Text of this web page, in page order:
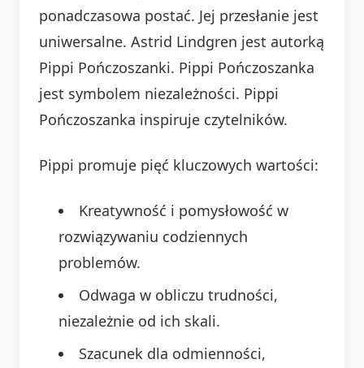
ponadczasowa postać. Jej przesłanie jest
uniwersalne. Astrid Lindgren jest autorką
Pippi Pończoszanki. Pippi Pończoszanka
jest symbolem niezależności. Pippi
Pończoszanka inspiruje czytelników.
Pippi promuje pięć kluczowych wartości:
Kreatywność i pomysłowość w
rozwiązywaniu codziennych
problemów.
Odwaga w obliczu trudności,
niezależnie od ich skali.
Szacunek dla odmienności,